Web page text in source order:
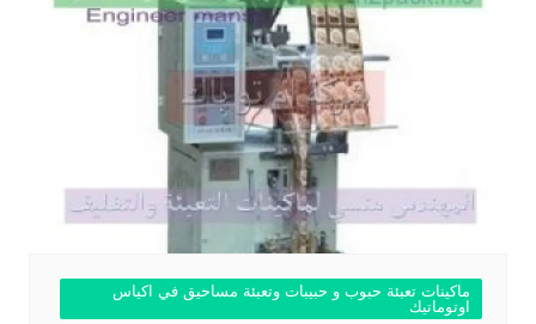
ماكينات تعبئة حبوب و حبيبات وتعبئة مساحيق في اكياس
اوتوماتيك